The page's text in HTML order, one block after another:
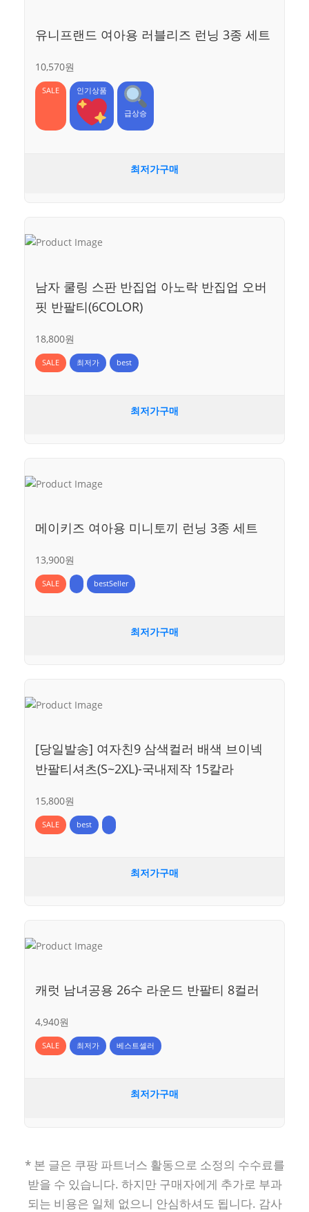
유니프랜드 여아용 러블리즈 런닝 3종 세트
10,570원
SALE 인기상품
급상승
최저가구매
남자 쿨링 스판 반집업 아노락 반집업 오버
핏 반팔티(6COLOR)
18,800원
SALE 최저가 best
최저가구매
메이키즈 여아용 미니토끼 런닝 3종 세트
13,900원
SALE bestSeller
최저가구매
[당일발송] 여자친9 삼색컬러 배색 브이넥
반팔티셔츠(S~2XL)-국내제작 15칼라
15,800원
SALE best
최저가구매
캐럿 남녀공용 26수 라운드 반팔티 8컬러
4,940원
SALE 최저가 베스트셀러
최저가구매
* 본 글은 쿠팡 파트너스 활동으로 소정의 수수료를
받을 수 있습니다. 하지만 구매자에게 추가로 부과
되는 비용은 일체 없으니 안심하셔도 됩니다. 감사